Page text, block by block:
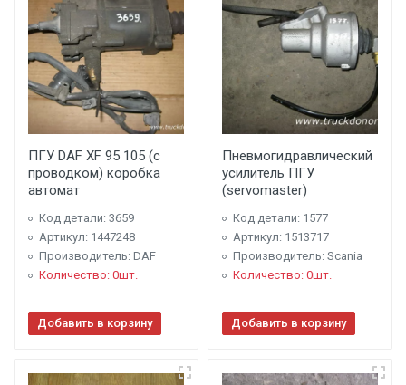
ПГУ DAF XF 95 105 (с
проводком) коробка
автомат
Код детали: 3659
Артикул: 1447248
Производитель: DAF
Количество: 0шт.
Добавить в корзину
Пневмогидравлический
усилитель ПГУ
(servomaster)
Код детали: 1577
Артикул: 1513717
Производитель: Scania
Количество: 0шт.
Добавить в корзину